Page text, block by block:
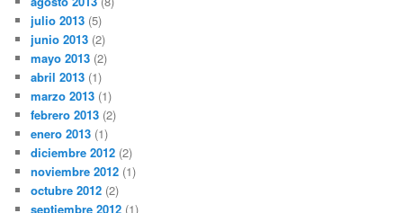
julio 2013 (5)
junio 2013 (2)
mayo 2013 (2)
abril 2013 (1)
marzo 2013 (1)
febrero 2013 (2)
enero 2013 (1)
diciembre 2012 (2)
noviembre 2012 (1)
octubre 2012 (2)
septiembre 2012 (1)